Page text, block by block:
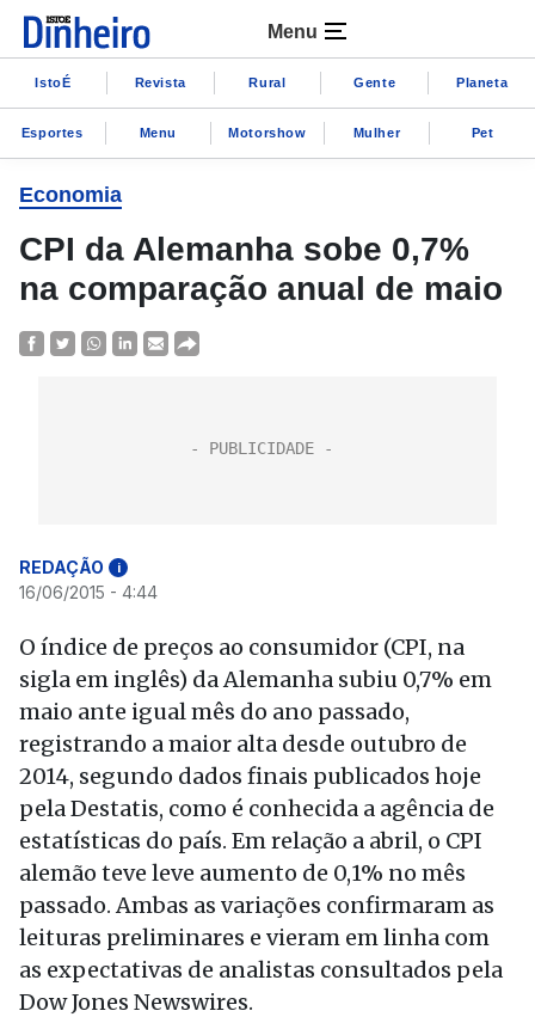
Menu
IstoÉ Revista Rural Gente Planeta
Esportes Menu Motorshow Mulher Pet
Economia
CPI da Alemanha sobe 0,7%
na comparação anual de maio
REDAÇÃO i
16/06/2015 - 4:44
O índice de preços ao consumidor (CPI, na
sigla em inglês) da Alemanha subiu 0,7% em
maio ante igual mês do ano passado,
registrando a maior alta desde outubro de
2014, segundo dados finais publicados hoje
pela Destatis, como é conhecida a agência de
estatísticas do país. Em relação a abril, o CPI
alemão teve leve aumento de 0,1% no mês
passado. Ambas as variações confirmaram as
leituras preliminares e vieram em linha com
as expectativas de analistas consultados pela
Dow Jones Newswires.